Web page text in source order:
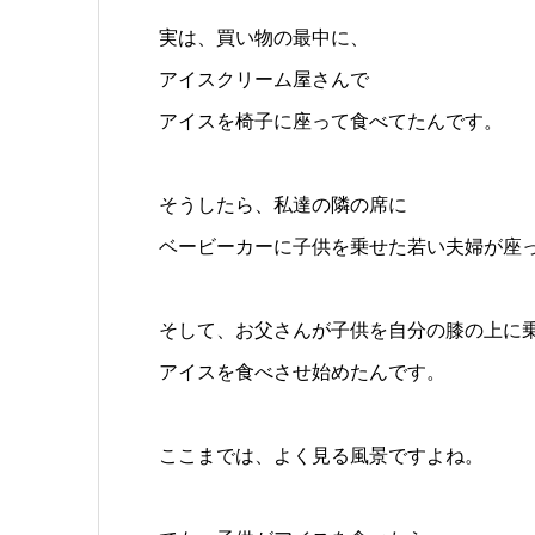
実は、買い物の最中に、
アイスクリーム屋さんで
アイスを椅子に座って食べてたんです。
そうしたら、私達の隣の席に
ベービーカーに子供を乗せた若い夫婦が座
そして、お父さんが子供を自分の膝の上に
アイスを食べさせ始めたんです。
ここまでは、よく見る風景ですよね。